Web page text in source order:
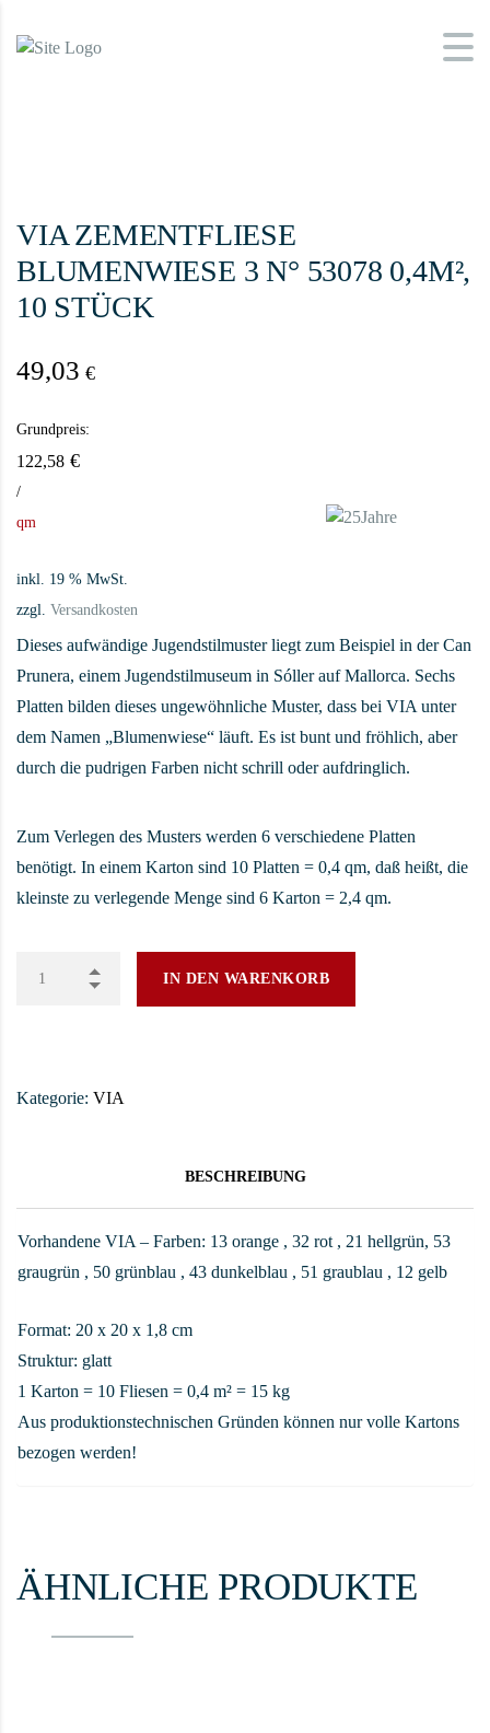
VIA ZEMENTFLIESE
BLUMENWIESE 3 N° 53078 0,4M²,
10 STÜCK
49,03 €
Grundpreis:
122,58 €
/
qm
inkl. 19 % MwSt.
zzgl. Versandkosten
Dieses aufwändige Jugendstilmuster liegt zum Beispiel in der Can
Prunera, einem Jugendstilmuseum in Sóller auf Mallorca. Sechs
Platten bilden dieses ungewöhnliche Muster, dass bei VIA unter
dem Namen „Blumenwiese“ läuft. Es ist bunt und fröhlich, aber
durch die pudrigen Farben nicht schrill oder aufdringlich.
Zum Verlegen des Musters werden 6 verschiedene Platten
benötigt. In einem Karton sind 10 Platten = 0,4 qm, daß heißt, die
kleinste zu verlegende Menge sind 6 Karton = 2,4 qm.
IN DEN WARENKORB
Kategorie: VIA
BESCHREIBUNG
Vorhandene VIA – Farben: 13 orange , 32 rot , 21 hellgrün, 53
graugrün , 50 grünblau , 43 dunkelblau , 51 graublau , 12 gelb
Format: 20 x 20 x 1,8 cm
Struktur: glatt
1 Karton = 10 Fliesen = 0,4 m² = 15 kg
Aus produktionstechnischen Gründen können nur volle Kartons
bezogen werden!
ÄHNLICHE PRODUKTE